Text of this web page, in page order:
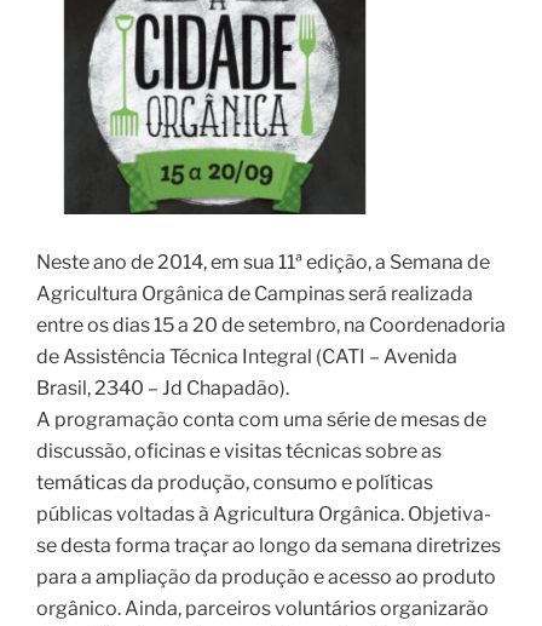
Neste ano de 2014, em sua 11ª edição, a Semana de
Agricultura Orgânica de Campinas será realizada
entre os dias 15 a 20 de setembro, na Coordenadoria
de Assistência Técnica Integral (CATI – Avenida
Brasil, 2340 – Jd Chapadão).
A programação conta com uma série de mesas de
discussão, oficinas e visitas técnicas sobre as
temáticas da produção, consumo e políticas
públicas voltadas à Agricultura Orgânica. Objetiva-
se desta forma traçar ao longo da semana diretrizes
para a ampliação da produção e acesso ao produto
orgânico. Ainda, parceiros voluntários organizarão